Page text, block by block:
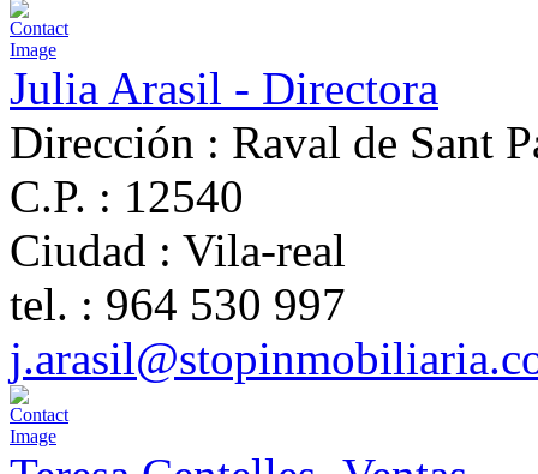
Julia Arasil - Directora
Dirección : Raval de Sant
C.P. : 12540
Ciudad : Vila-real
tel. : 964 530 997